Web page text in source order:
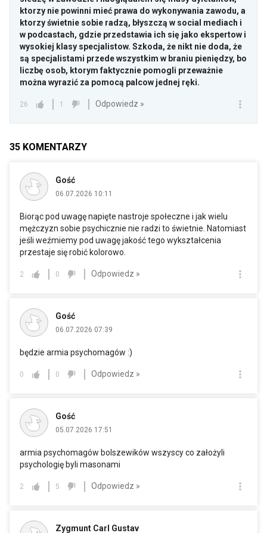
ktorzy nie powinni mieć prawa do wykonywania zawodu, a
ktorzy świetnie sobie radzą, błyszczą w social mediach i
w podcastach, gdzie przedstawia ich się jako ekspertow i
wysokiej klasy specjalistow. Szkoda, że nikt nie doda, że
są specjalistami przede wszystkim w braniu pieniędzy, bo
liczbę osob, ktorym faktycznie pomogli przeważnie
można wyrazić za pomocą palcow jednej ręki.
26 1 Odpowiedz »
35 KOMENTARZY
Gość
06.07.2026 10:11
Biorąc pod uwagę napięte nastroje społeczne i jak wielu
mężczyzn sobie psychicznie nie radzi to świetnie. Natomiast
jeśli weźmiemy pod uwagę jakość tego wykształcenia
przestaje się robić kolorowo.
2 0 Odpowiedz »
Gość
06.07.2026 07:39
będzie armia psychomagów :)
0 0 Odpowiedz »
Gość
05.07.2026 17:51
armia psychomagów bolszewików wszyscy co założyli
psychologię byli masonami
2 5 Odpowiedz »
Zygmunt Carl Gustav